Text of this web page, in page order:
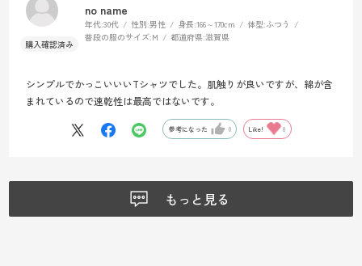
no name
年代:30代 性別:男性 身長:166～170cm 体型:ふつう
普段の服のサイズ:M 都道府県:滋賀県
シンプルでかっこいいいTシャツでした。肌触りが良いですが、綿が含
まれているので速乾性は最高ではないです。
参考になった 0 Like! 0
もっと見る